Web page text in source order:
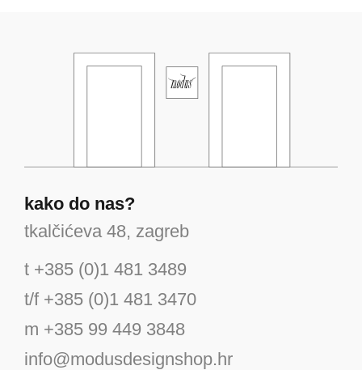
kako do nas?
tkalčićeva 48, zagreb
t +385 (0)1 481 3489
t/f +385 (0)1 481 3470
m +385 99 449 3848
info@modusdesignshop.hr